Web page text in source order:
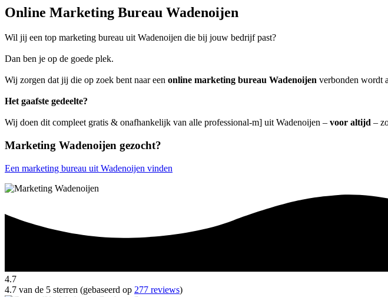
Online Marketing Bureau Wadenoijen
Wil jij een top marketing bureau uit Wadenoijen die bij jouw bedrijf past?
Dan ben je op de goede plek.
Wij zorgen dat jij die op zoek bent naar een online marketing bureau Wadenoijen verbonden wordt
Het gaafste gedeelte?
Wij doen dit compleet gratis & onafhankelijk van alle professional-m] uit Wadenoijen – voor altijd –
Marketing Wadenoijen gezocht?
Een marketing bureau uit Wadenoijen vinden
4.7
4.7 van de 5 sterren (gebaseerd op 277 reviews)